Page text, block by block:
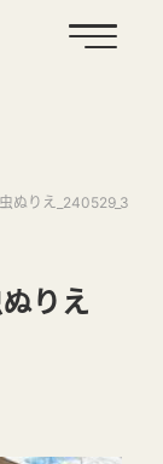
ぬりえ_240529_3
りえ